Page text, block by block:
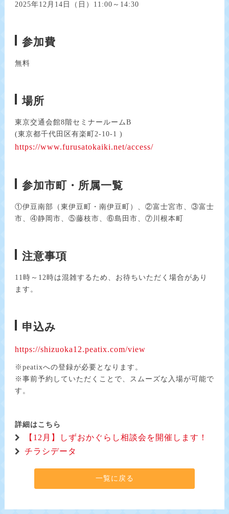
2025年12月14日（日）11:00～14:30
参加費
無料
場所
東京交通会館8階セミナールームB
(東京都千代田区有楽町2-10-1 )
https://www.furusatokaiki.net/access/
参加市町・所属一覧
①伊豆南部（東伊豆町・南伊豆町）、②富士宮市、③富士
市、④静岡市、⑤藤枝市、⑥島田市、⑦川根本町
注意事項
11時～12時は混雑するため、お待ちいただく場合があり
ます。
申込み
https://shizuoka12.peatix.com/view
※peatixへの登録が必要となります。
※事前予約していただくことで、スムーズな入場が可能で
す。
詳細はこちら
【12月】しずおかぐらし相談会を開催します！
チラシデータ
一覧に戻る